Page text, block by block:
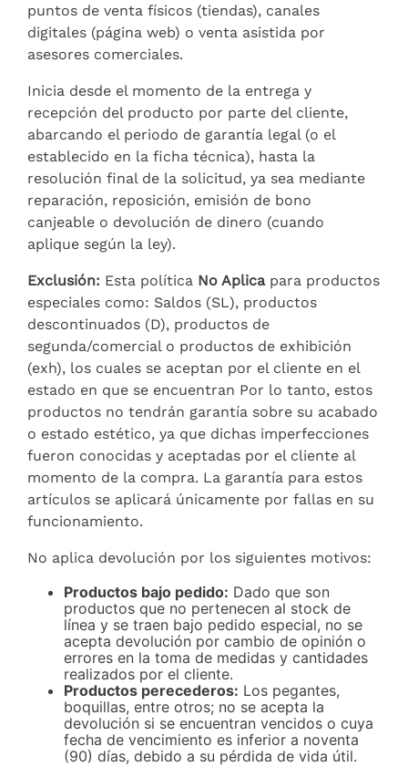
puntos de venta físicos (tiendas), canales
digitales (página web) o venta asistida por
asesores comerciales.
Inicia desde el momento de la entrega y
recepción del producto por parte del cliente,
abarcando el periodo de garantía legal (o el
establecido en la ficha técnica), hasta la
resolución final de la solicitud, ya sea mediante
reparación, reposición, emisión de bono
canjeable o devolución de dinero (cuando
aplique según la ley).
Exclusión: Esta política No Aplicapara productos
especiales como: Saldos (SL), productos
descontinuados (D), productos de
segunda/comercial o productos de exhibición
(exh), los cuales se aceptan por el cliente en el
estado en que se encuentran Por lo tanto, estos
productos no tendrán garantía sobre su acabado
o estado estético, ya que dichas imperfecciones
fueron conocidas y aceptadas por el cliente al
momento de la compra. La garantía para estos
artículos se aplicará únicamente por fallas en su
funcionamiento.
No aplica devolución por los siguientes motivos:
Productos bajo pedido: Dado que son
productos que no pertenecen al stock de
línea y se traen bajo pedido especial, no se
acepta devolución por cambio de opinión o
errores en la toma de medidas y cantidades
realizados por el cliente.
Productos perecederos: Los pegantes,
boquillas, entre otros; no se acepta la
devolución si se encuentran vencidos o cuya
fecha de vencimiento es inferior a noventa
(90) días, debido a su pérdida de vida útil.